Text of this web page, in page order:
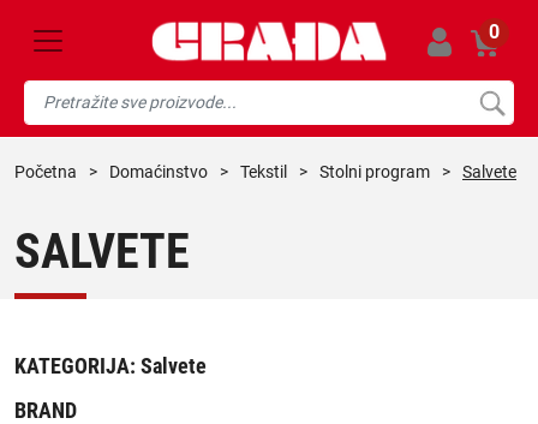
0
početna > domaćinstvo > tekstil > stolni program > Salvete
SALVETE
KATEGORIJA: Salvete
BRAND